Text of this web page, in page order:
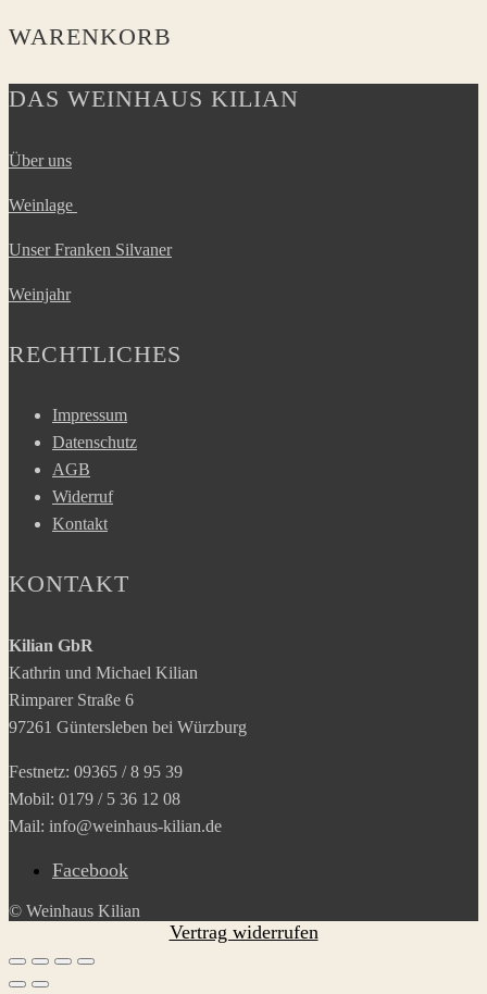
WARENKORB
DAS WEINHAUS KILIAN
Über uns
Weinlage
Unser Franken Silvaner
Weinjahr
RECHTLICHES
Impressum
Datenschutz
AGB
Widerruf
Kontakt
KONTAKT
Kilian GbR
Kathrin und Michael Kilian
Rimparer Straße 6
97261 Güntersleben bei Würzburg
Festnetz: 09365 / 8 95 39
Mobil: 0179 / 5 36 12 08
Mail: info@weinhaus-kilian.de
Facebook
© Weinhaus Kilian
Vertrag widerrufen